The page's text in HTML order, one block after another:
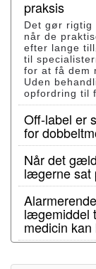
praksis
Det gør rigtig
når de
efter lange
til
for at få dem
Uden
opfordring til
Off-label er
for
Når det
lægerne sat
lægemiddel
medicin